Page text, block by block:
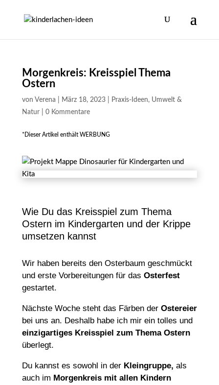
Morgenkreis: Kreisspiel Thema
Ostern
von Verena März 18, 2023| Praxis-Ideen, Umwelt &
Natur| 0 Kommentare
*Dieser Artikel enthält WERBUNG
Wie Du das Kreisspiel zum Thema
Ostern im Kindergarten und der Krippe
umsetzen kannst
Wir haben bereits den Osterbaum geschmückt
und erste Vorbereitungen für das Osterfest
gestartet.
Nächste Woche steht das Färben der Ostereier
bei uns an. Deshalb habe ich mir ein tolles und
einzigartiges Kreisspiel zum Thema Ostern
überlegt.
Du kannst es sowohl in der Kleingruppe, als
auch im Morgenkreis mit allen Kindern